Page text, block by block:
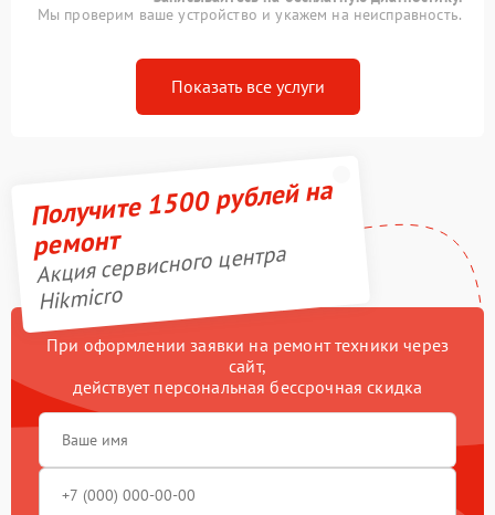
Мы проверим ваше устройство и укажем на неисправность.
Показать все услуги
Получите 1500 рублей на
ремонт
Акция сервисного центра
Hikmicro
При оформлении заявки на ремонт техники через
сайт,
действует персональная бессрочная скидка